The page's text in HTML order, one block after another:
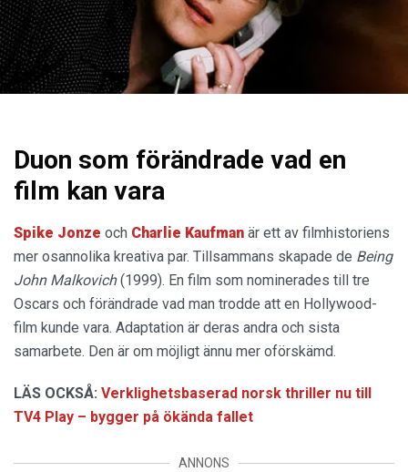
Duon som förändrade vad en
film kan vara
Spike Jonze och Charlie Kaufman är ett av filmhistoriens
mer osannolika kreativa par. Tillsammans skapade de Being
John Malkovich(1999). En film som nominerades till tre
Oscars och förändrade vad man trodde att en Hollywood-
film kunde vara. Adaptation är deras andra och sista
samarbete. Den är om möjligt ännu mer oförskämd.
LÄS OCKSÅ: Verklighetsbaserad norsk thriller nu till
TV4 Play – bygger på ökända fallet
ANNONS